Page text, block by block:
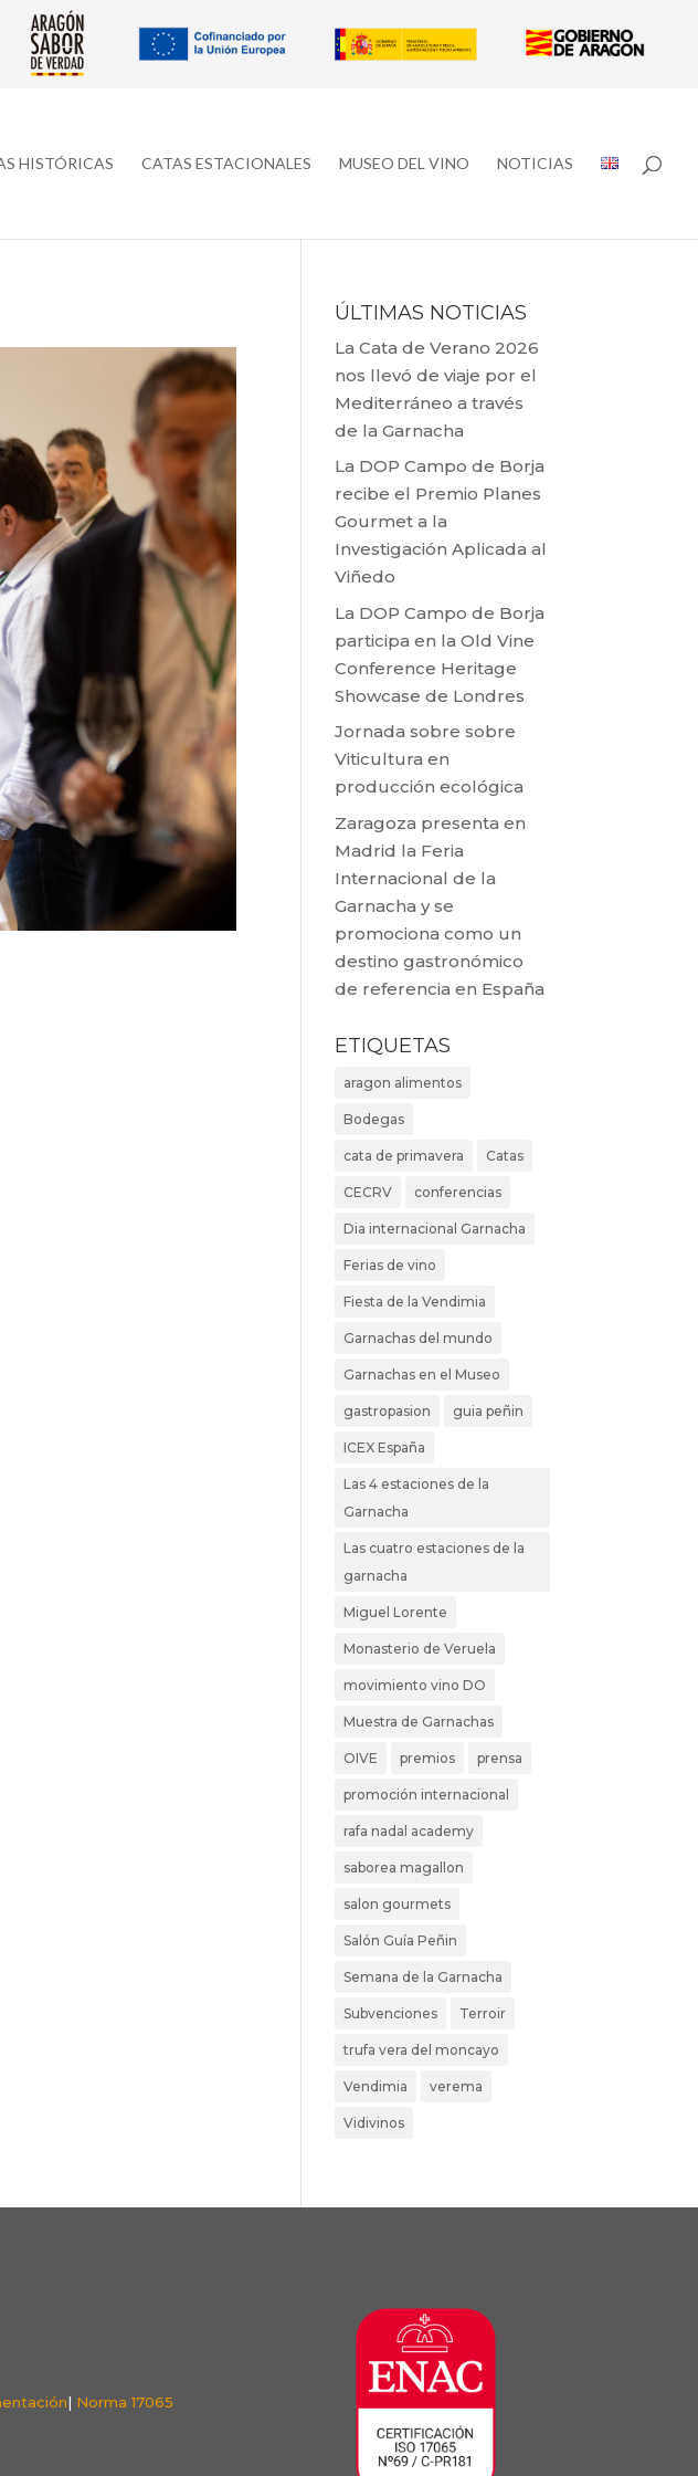
HISTÓRICAS CATAS ESTACIONALES MUSEO DEL VINO NOTICIAS
ÚLTIMAS NOTICIAS
La Cata de Verano 2026
nos llevó de viaje por el
Mediterráneo a través
de la Garnacha
La DOP Campo de Borja
recibe el Premio Planes
Gourmet a la
Investigación Aplicada al
Viñedo
La DOP Campo de Borja
participa en la Old Vine
Conference Heritage
Showcase de Londres
Jornada sobre sobre
Viticultura en
producción ecológica
Zaragoza presenta en
Madrid la Feria
Internacional de la
Garnacha y se
promociona como un
destino gastronómico
de referencia en España
ETIQUETAS
aragon alimentos
Bodegas
cata de primavera Catas
CECRV conferencias
Dia internacional Garnacha
Ferias de vino
Fiesta de la Vendimia
Garnachas del mundo
Garnachas en el Museo
gastropasion guia peñin
ICEX España
Las 4 estaciones de la
Garnacha
Las cuatro estaciones de la
garnacha
Miguel Lorente
Monasterio de Veruela
movimiento vino DO
Muestra de Garnachas
OIVE premios prensa
promoción internacional
rafa nadal academy
saborea magallon
salon gourmets
Salón Guía Peñin
Semana de la Garnacha
Subvenciones Terroir
trufa vera del moncayo
Vendimia verema
Vidivinos
| Norma 17065